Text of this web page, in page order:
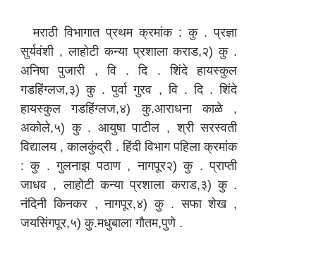
मराठी विभागात प्रथम क्रमांक : कु . प्रज्ञा
सुर्यवंशी , लाहोटी कन्या प्रशाला कराड,२) कु .
अनिषा पुजारी , वि . दि . शिंदे हायस्कुल
गडहिंग्लज,३) कु . पुर्वा गुरव , वि . दि . शिंदे
हायस्कुल गडहिंग्लज,४) कु.आराधना काळे ,
अकोले,५) कु . आयुषा पाटील , श्री सरस्वती
विद्यालय , कालकुंद्री . हिंदी विभाग पहिला क्रमांक
: कु . गुलनाझ पठाण , नागपूर२) कु . प्राप्ती
जाधव , लाहोटी कन्या प्रशाला कराड,३) कु .
नंदिनी किनकर , नागपूर,४) कु . सफा शेख ,
जयसिंगपूर,५) कु.मधुबाला गौतम,पुणे .